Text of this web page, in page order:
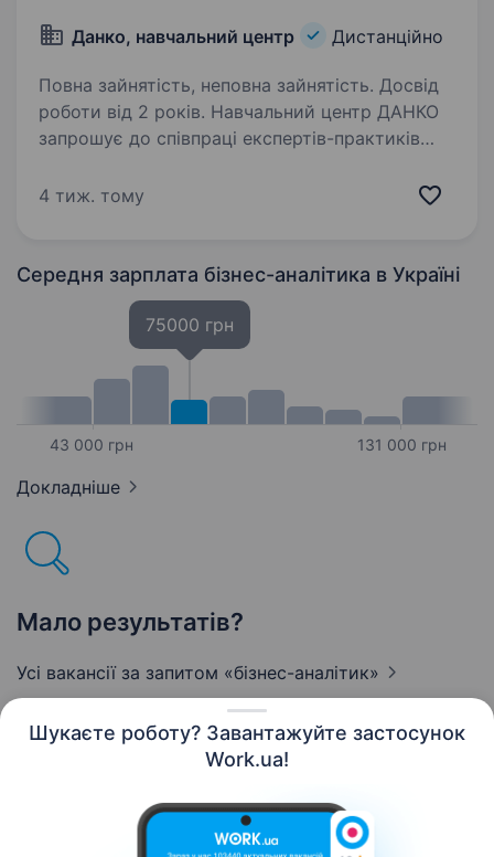
Шукаєте роботу? Завантажуйте застосунок
Work.ua!
Данко, навчальний центр Дистанційно
Повна зайнятість, неповна зайнятість. Досвід
роботи від 2 років. Навчальний центр ДАНКО
запрошує до співпраці експертів-практиків
з аналітики та візуалізації даних. Ми шукаємо
4 тиж. тому
Середня зарплата бізнес-аналітика в Україні
43 000 грн
75000 грн
131 000 грн
Докладніше
Мало результатів?
Усі вакансії за запитом «бізнес-аналітик»